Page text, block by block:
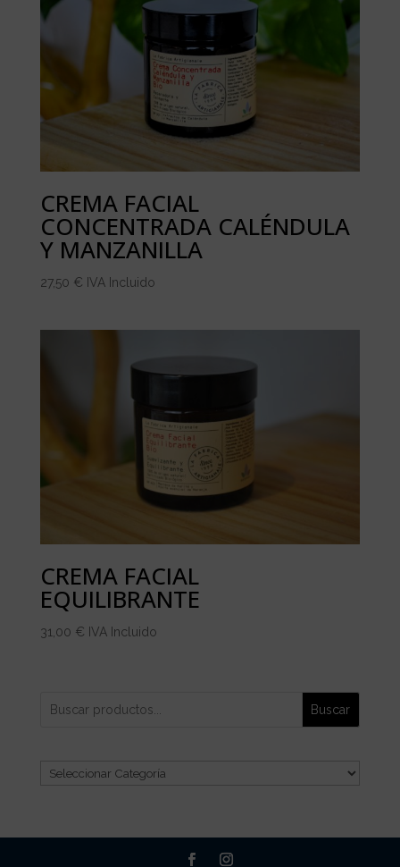
CREMA FACIAL
CONCENTRADA CALÉNDULA
Y MANZANILLA
27,50 € IVA Incluido
CREMA FACIAL
EQUILIBRANTE
31,00 € IVA Incluido
Buscar
Categorías
del